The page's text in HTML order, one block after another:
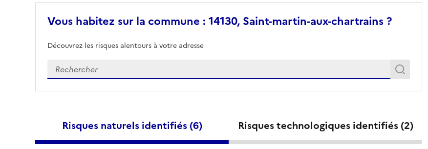
Vous habitez sur la commune : 14130, Saint-martin-aux-chartrains ?
Découvrez les risques alentours à votre adresse
Veuillez renseigner votre adresse exacte
Recherche
Risques naturels identifiés (6) Risques technologiques identifiés (2)